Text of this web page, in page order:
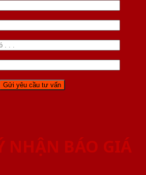
NHẬN BÁO GIÁ